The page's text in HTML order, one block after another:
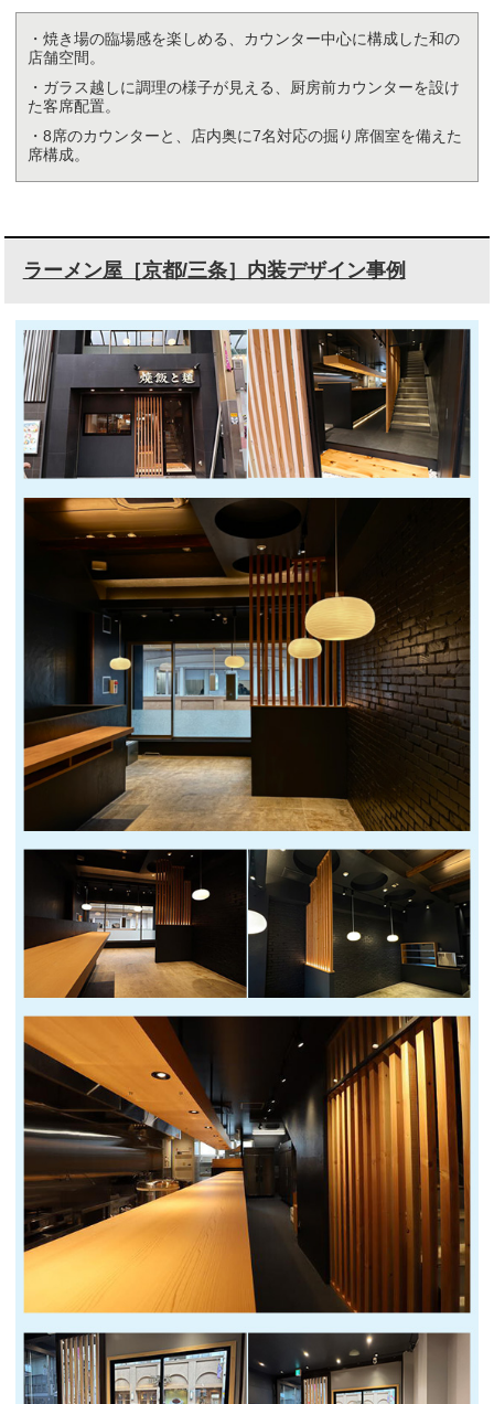
・焼き場の臨場感を楽しめる、カウンター中心に構成した和の
店舗空間。
・ガラス越しに調理の様子が見える、厨房前カウンターを設け
た客席配置。
・8席のカウンターと、店内奥に7名対応の掘り席個室を備えた
席構成。
ラーメン屋［京都/三条］内装デザイン事例